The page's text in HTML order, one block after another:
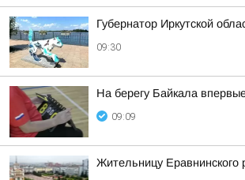
Губернатор Иркутской
09:30
На берегу Байкала
09:09
Жительницу Еравнинского